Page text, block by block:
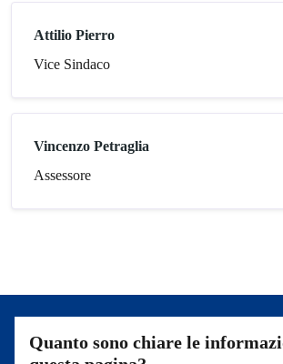
Attilio Pierro
Vice Sindaco
Vincenzo Petraglia
Assessore
Quanto sono chiare le